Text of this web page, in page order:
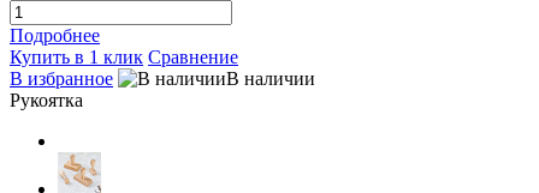
Подробнее
Купить в 1 клик Сравнение
В избранное
В наличии
Рукоятка